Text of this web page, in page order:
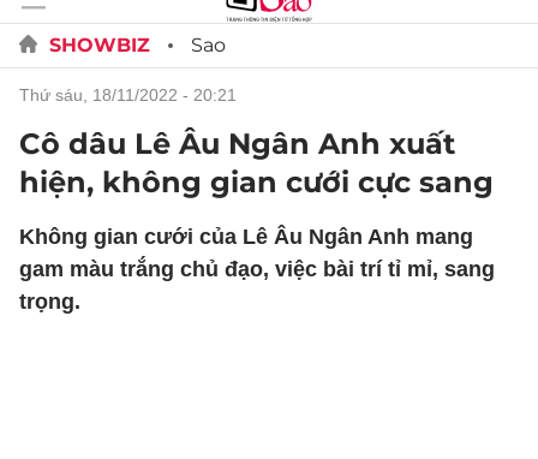
SHOWBIZ Sao
thứ sáu, 18/11/2022 - 20:21
Cô dâu Lê Âu Ngân Anh xuất
hiện, không gian cưới cực sang
Không gian cưới của Lê Âu Ngân Anh mang
gam màu trắng chủ đạo, việc bài trí tỉ mỉ, sang
trọng.